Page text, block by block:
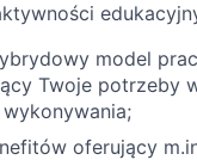
model
Twoje potrzeby
oferujący